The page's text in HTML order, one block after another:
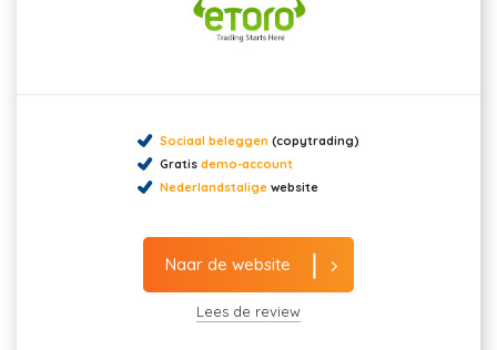
Sociaal beleggen (copytrading)
Gratis demo-account
Nederlandstalige website
Naar de website
Lees de review